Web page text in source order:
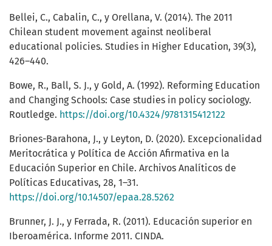
Bellei, C., Cabalin, C., y Orellana, V. (2014). The 2011
Chilean student movement against neoliberal
educational policies. Studies in Higher Education, 39(3),
426–440.
Bowe, R., Ball, S. J., y Gold, A. (1992). Reforming Education
and Changing Schools: Case studies in policy sociology.
Routledge. https://doi.org/10.4324/9781315412122
Briones-Barahona, J., y Leyton, D. (2020). Excepcionalidad
Meritocrática y Política de Acción Afirmativa en la
Educación Superior en Chile. Archivos Analíticos de
Políticas Educativas, 28, 1–31.
https://doi.org/10.14507/epaa.28.5262
Brunner, J. J., y Ferrada, R. (2011). Educación superior en
Iberoamérica. Informe 2011. CINDA.